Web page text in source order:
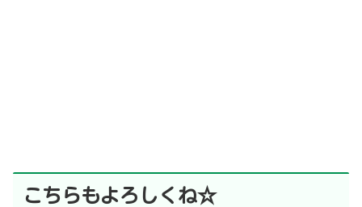
こちらもよろしくね☆